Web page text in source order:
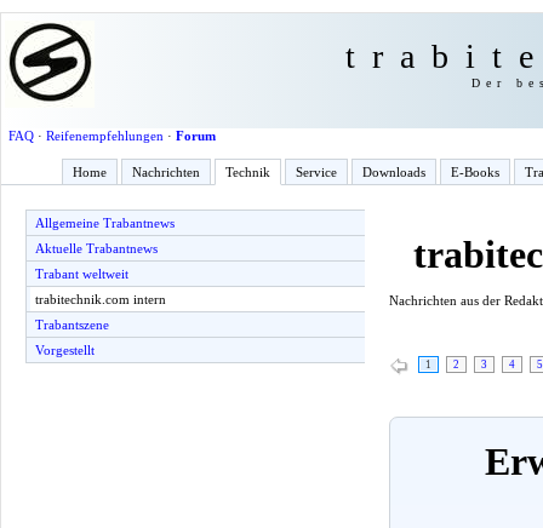
Der
FAQ· Reifenempfehlungen · Forum
Home Nachrichten Technik Service Downloads E-Books
Allgemeine Trabantnews
Aktuelle Trabantnews
Trabant weltweit
trabitechnik.com intern
Trabantszene
Vorgestellt
Nachrichten aus der
1 2 3 4 5